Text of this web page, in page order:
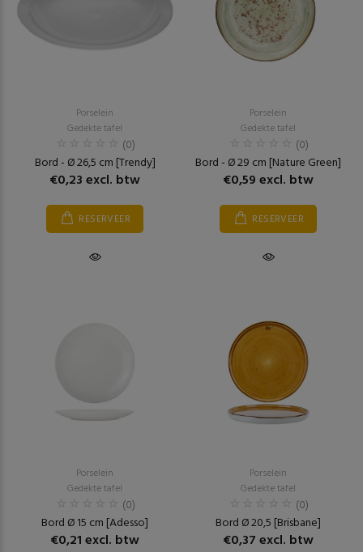
Porselein
Gedekte tafel
(0)
Bord - Ø 26,5 cm [Trendy]
€0,23 excl. btw
RESERVEER
Porselein
Gedekte tafel
(0)
Bord - Ø 29 cm [Nature Green]
€0,59 excl. btw
RESERVEER
Porselein
Gedekte tafel
(0)
Bord Ø 15 cm [Adesso]
€0,21 excl. btw
Porselein
Gedekte tafel
(0)
Bord Ø 20,5 [Brisbane]
€0,37 excl. btw